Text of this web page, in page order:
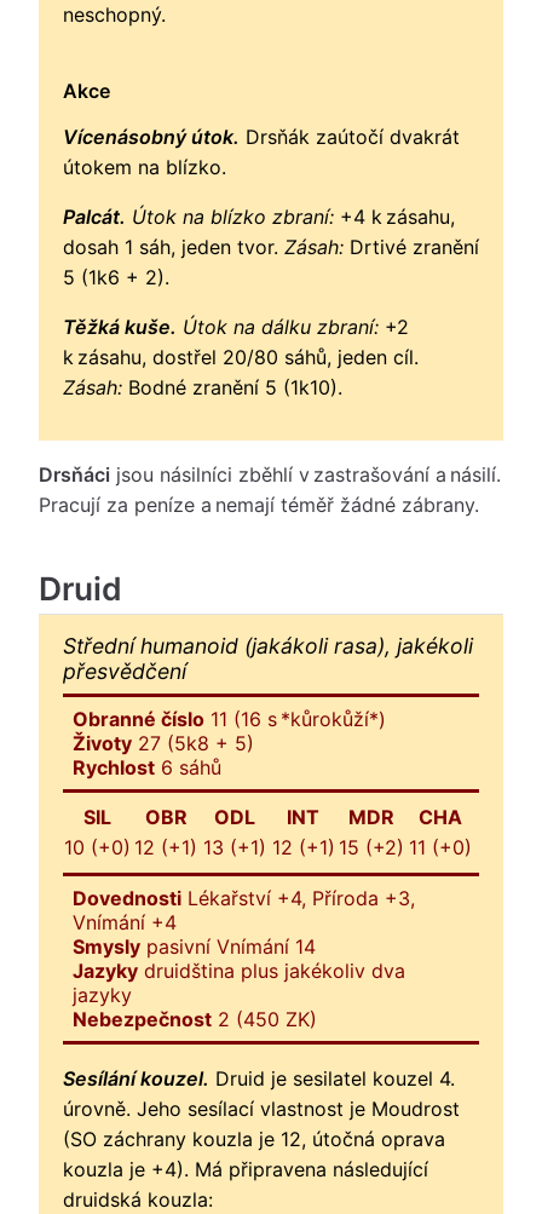
neschopný.
Akce
Vícenásobný útok. Drsňák zaútočí dvakrát
útokem na blízko.
Palcát. Útok na blízko zbraní: +4 k zásahu,
dosah 1 sáh, jeden tvor. Zásah: Drtivé zranění
5 (1k6 + 2).
Těžká kuše. Útok na dálku zbraní: +2
k zásahu, dostřel 20/80 sáhů, jeden cíl.
Zásah: Bodné zranění 5 (1k10).
Drsňáci jsou násilníci zběhlí v zastrašování a násilí.
Pracují za peníze a nemají téměř žádné zábrany.
Druid
Střední humanoid (jakákoli rasa), jakékoli
přesvědčení
Obranné číslo 11 (16 s *kůrokůží*)
Životy 27 (5k8 + 5)
Rychlost 6 sáhů
SIL
10 (+0)
OBR
12 (+1)
ODL
13 (+1)
INT
12 (+1)
MDR
15 (+2)
CHA
11 (+0)
Dovednosti Lékařství +4, Příroda +3,
Vnímání +4
Smysly pasivní Vnímání 14
Jazyky druidština plus jakékoliv dva
jazyky
Nebezpečnost 2 (450 ZK)
Sesílání kouzel. Druid je sesilatel kouzel 4.
úrovně. Jeho sesílací vlastnost je Moudrost
(SO záchrany kouzla je 12, útočná oprava
kouzla je +4). Má připravena následující
druidská kouzla: